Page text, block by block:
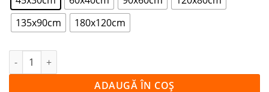
135x90cm
180x120cm
Cantitate Tablou CÂINE VISĂTOR
ADAUGĂ ÎN COȘ